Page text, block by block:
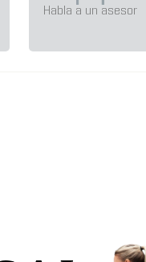
Habla a un asesor